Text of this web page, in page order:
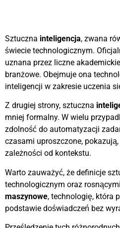
Sztuczna inteligencja, zwana
świecie technologicznym.
uznana przez liczne
branżowe. Obejmuje ona
inteligencji w zakresie uczenia
Z drugiej strony, sztuczna
mniej formalny. W wielu
zdolność do automatyzacji
czasami uproszczone,
zależności od kontekstu.
Warto zauważyć, że definicje
technologicznym oraz
maszynowe, technologię, która
podstawie doświadczeń bez